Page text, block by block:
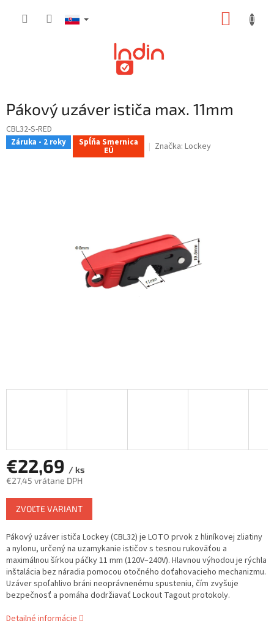
Pákový uzáver ističa max. 11mm
CBL32-S-RED
Záruka - 2 roky Spĺňa Smernica
EÚ Značka: Lockey
€22,69 / ks
€27,45 vrátane DPH
Jednotková
cena:
ZVOĽTE VARIANT
Pákový uzáver ističa Lockey (CBL32) je LOTO prvok z hliníkovej zliatiny
a nylonu, určený na uzamykanie ističov s tesnou rukoväťou a
maximálnou šírkou páčky 11 mm (120V–240V). Hlavnou výhodou je rýchla
inštalácia bez náradia pomocou otočného doťahovacieho mechanizmu.
Uzáver spoľahlivo bráni neoprávnenému spusteniu, čím zvyšuje
bezpečnosť a pomáha dodržiavať Lockout Tagout protokoly.
Detailné informácie